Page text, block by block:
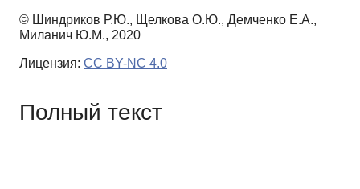
© Шиндриков Р.Ю., Щелкова О.Ю., Демченко Е.А.,
Миланич Ю.М., 2020
Лицензия: CC BY-NC 4.0
Полный текст